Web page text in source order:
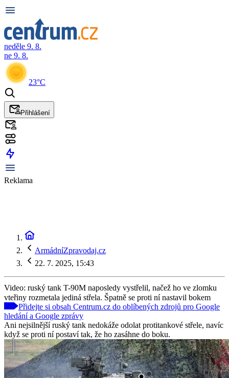
neděle 9. 8.
ne 9. 8.
23°C
Přihlášení
Reklama
ArmádníZpravodaj.cz
22. 7. 2025, 15:43
Video: ruský tank T-90M naposledy vystřelil, načež ho ve zlomku
vteřiny rozmetala jediná střela. Špatně se proti ní nastavil bokem
Přidejte si obsah Centrum.cz do oblíbených zdrojů pro Google
hledání a Google zprávy
Ani nejsilnější ruský tank nedokáže odolat protitankové střele, navíc
když se proti ní postaví tak, že ho zasáhne do boku.